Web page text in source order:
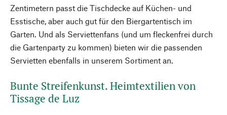
Zentimetern passt die Tischdecke auf Küchen- und
Esstische, aber auch gut für den Biergartentisch im
Garten. Und als Serviettenfans (und um fleckenfrei durch
die Gartenparty zu kommen) bieten wir die passenden
Servietten ebenfalls in unserem Sortiment an.
Bunte Streifenkunst. Heimtextilien von
Tissage de Luz